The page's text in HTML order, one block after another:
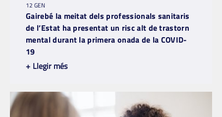
12 GEN
Gairebé la meitat dels professionals sanitaris
de l’Estat ha presentat un risc alt de trastorn
mental durant la primera onada de la COVID-
19
+ Llegir més